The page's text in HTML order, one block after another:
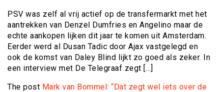
PSV was zelf al vrij actief op de transfermarkt met het
aantrekken van Denzel Dumfries en Angelino maar de
echte aankopen lijken dit jaar te komen uit Amsterdam.
Eerder werd al Dusan Tadic door Ajax vastgelegd en
ook de komst van Daley Blind lijkt zo goed als zeker. In
een interview met De Telegraaf zegt […]
The post Mark van Bommel: “Dat zegt wel iets over de